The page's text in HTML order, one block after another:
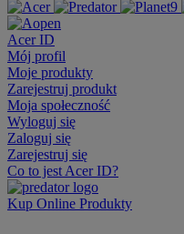
Acer ID
Mój profil
Moje produkty
Zarejestruj produkt
Moja społeczność
Wyloguj się
Zaloguj się
Zarejestruj się
Co to jest Acer ID?
Kup Online Produkty